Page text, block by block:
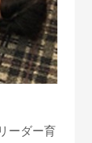
ーダー育